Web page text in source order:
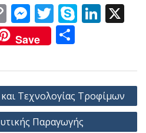
C
o
p
y
Li
n
k
M
e
ss
e
n
g
er
T
w
itt
er
S
p
e
Li
e
dI
n
Save
ρ
α
σ
Τεχνολογίας Τροφίμων
Παραγωγής